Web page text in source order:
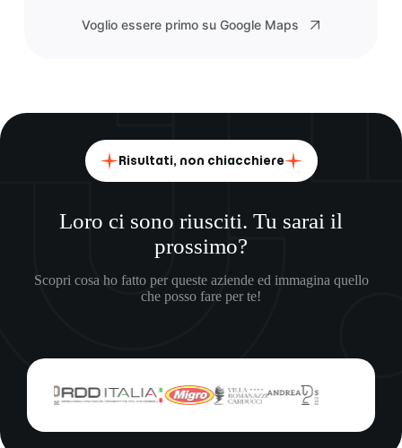
Voglio essere primo su Google Maps
Risultati, non chiacchiere
Loro ci sono riusciti. Tu sarai il
prossimo?
Scopri cosa ho fatto per queste aziende ed immagina quello
che posso fare per te!